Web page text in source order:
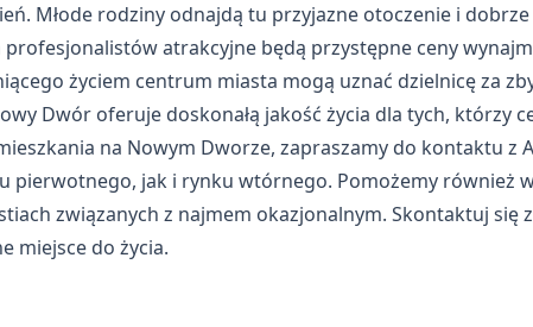
Młode rodziny odnajdą tu przyjazne otoczenie i
atrakcyjne będą przystępne ceny
życiem centrum miasta mogą uznać dzielnicę za
Dwór oferuje doskonałą jakość życia dla tych, którzy
na Nowym Dworze, zapraszamy do kontaktu z
pierwotnego, jak i rynku wtórnego. Pomożemy również
związanych z najmem okazjonalnym. Skontaktuj się
miejsce do życia.